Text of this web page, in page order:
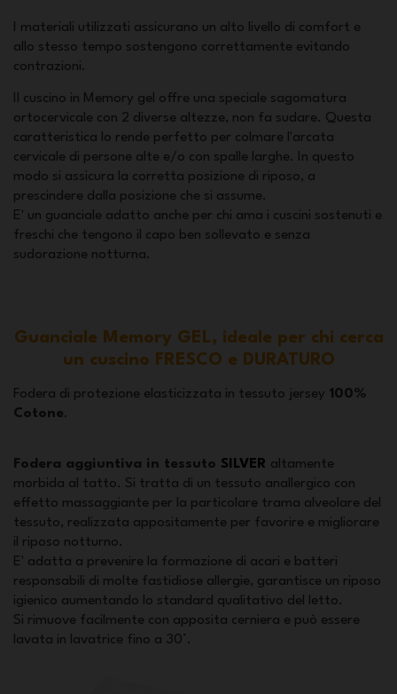
I materiali utilizzati assicurano un alto livello di comfort e
allo stesso tempo sostengono correttamente evitando
contrazioni.
Il cuscino in Memory gel offre una speciale sagomatura
ortocervicale con 2 diverse altezze, non fa sudare. Questa
caratteristica lo rende perfetto per colmare l'arcata
cervicale di persone alte e/o con spalle larghe. In questo
modo si assicura la corretta posizione di riposo, a
prescindere dalla posizione che si assume.
E' un guanciale adatto anche per chi ama i cuscini sostenuti e
freschi che tengono il capo ben sollevato e senza
sudorazione notturna.
Guanciale Memory GEL, ideale per chi cerca
un cuscino FRESCO e DURATURO
Fodera di protezione elasticizzata in tessuto jersey 100%
Cotone.
Fodera aggiuntiva in tessuto SILVER altamente
morbida al tatto. Si tratta di un tessuto anallergico con
effetto massaggiante per la particolare trama alveolare del
tessuto, realizzata appositamente per favorire e migliorare
il riposo notturno.
E' adatta a prevenire la formazione di acari e batteri
responsabili di molte fastidiose allergie, garantisce un riposo
igienico aumentando lo standard qualitativo del letto.
Si rimuove facilmente con apposita cerniera e può essere
lavata in lavatrice fino a 30°.